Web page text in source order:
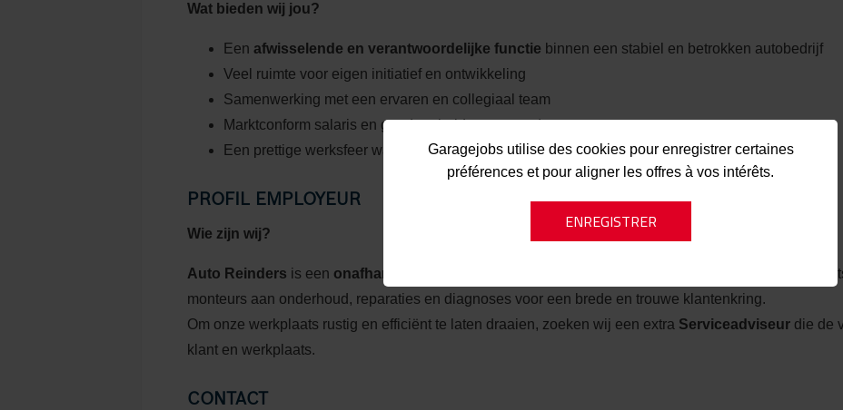
Wat bieden wij jou?
Een afwisselende en verantwoordelijke functie binnen een stabiel en betrokken autobedrijf
Veel ruimte voor eigen initiatief en ontwikkeling
Samenwerking met een ervaren en collegiaal team
Marktconform salaris en goede arbeidsvoorwaarden
Een prettige werksfeer waarin duidelijkheid, vakmanschap en respect centraal staan
PROFIL EMPLOYEUR
Wie zijn wij?
Auto Reinders is een onafhankelijk autobedrijf in Weerselo
met een grote, professionele
monteurs aan onderhoud, reparaties en diagnoses voor een brede en trouwe klantenkring.
Om onze werkplaats rustig en efficiënt te laten draaien, zoeken wij een extra Serviceadviseurdie de
klant en werkplaats.
CONTACT
Garagejobs utilise des cookies pour enregistrer certaines
préférences et pour aligner les offres à vos intérêts.